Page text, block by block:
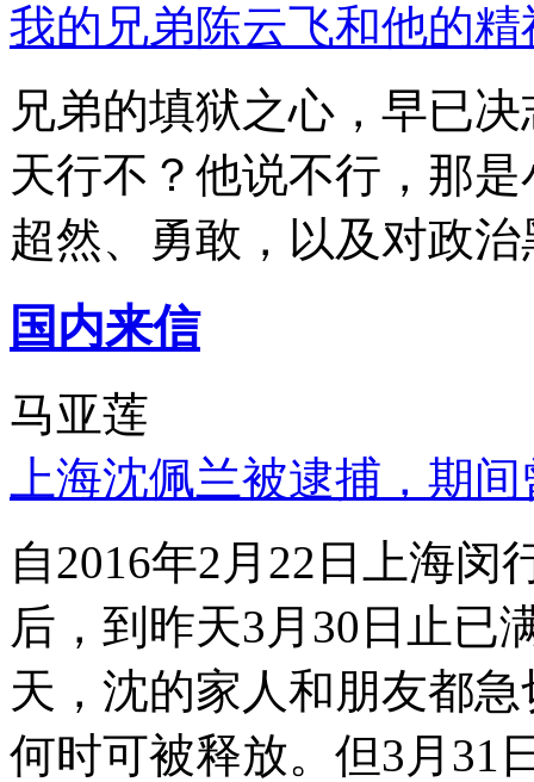
我的兄弟陈云飞和他的
兄弟的填狱之心，早已
天行不？他说不行，那
超然、勇敢，以及对政
国内来信
马亚莲
上海沈佩兰被逮捕，期
自2016年2月22日上海
后，到昨天3月30日止已
天，沈的家人和朋友都
何时可被释放。但3月31